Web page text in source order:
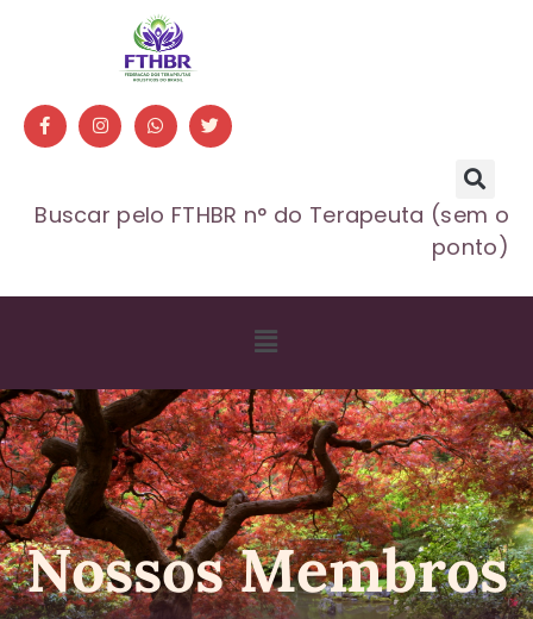
Buscar pelo FTHBR n° do Terapeuta (sem o
ponto)
Nossos Membros